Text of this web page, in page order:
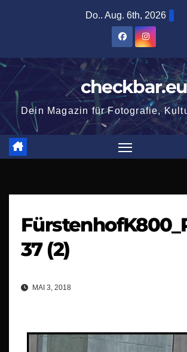
Do.. Aug. 6th, 2026
checkbar.eu
Dein Magazin für Fotografie,
37 (2)
MAI 3, 2018